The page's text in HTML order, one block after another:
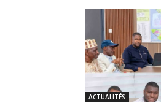
ACTUALITÉS